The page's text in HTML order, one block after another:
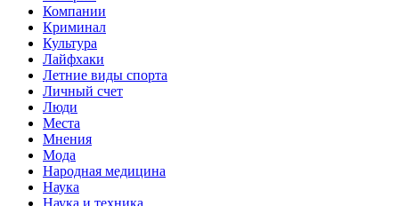
Компании
Криминал
Культура
Лайфхаки
Летние виды спорта
Личный счет
Люди
Места
Мнения
Мода
Народная медицина
Наука
Наука и техника